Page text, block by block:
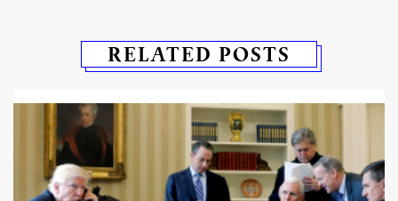
RELATED POSTS